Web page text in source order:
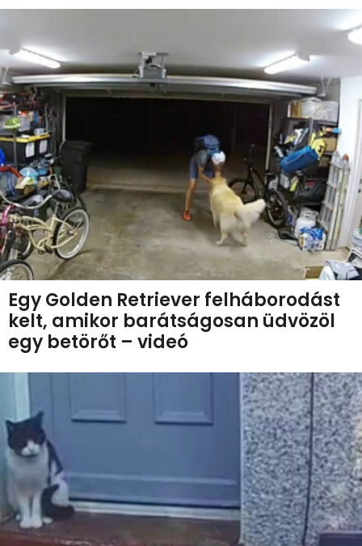
Egy Golden Retriever felháborodást
kelt, amikor barátságosan üdvözöl
egy betörőt – videó